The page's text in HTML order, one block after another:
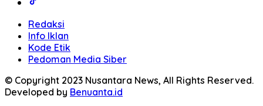
Redaksi
Info Iklan
Kode Etik
Pedoman Media Siber
© Copyright 2023 Nusantara News, All Rights Reserved.
Developed by Benuanta.id